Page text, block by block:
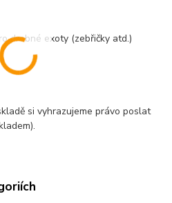
drobné exoty (zebřičky atd.)
si vyhrazujeme právo poslat